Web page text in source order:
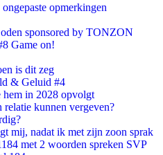
opmerkingen
sponsored by TONZON
Game on!
is dit zeg
& Geluid #4
in 2028 opvolgt
relatie kunnen vergeven?
mij, nadat ik met zijn zoon sprak
met 2 woorden spreken SVP